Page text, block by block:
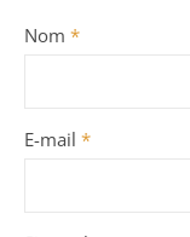
Nom *
E-mail *